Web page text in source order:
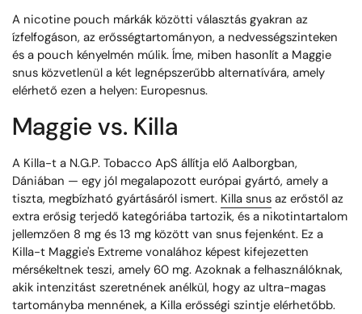
A nicotine pouch márkák közötti választás gyakran az
ízfelfogáson, az erősségtartományon, a nedvességszinteken
és a pouch kényelmén múlik. Íme, miben hasonlít a Maggie
snus közvetlenül a két legnépszerűbb alternatívára, amely
elérhető ezen a helyen: Europesnus.
Maggie vs. Killa
A Killa-t a N.G.P. Tobacco ApS állítja elő Aalborgban,
Dániában — egy jól megalapozott európai gyártó, amely a
tiszta, megbízható gyártásáról ismert. Killa snus az erőstől az
extra erősig terjedő kategóriába tartozik, és a nikotintartalom
jellemzően 8 mg és 13 mg között van snus fejenként. Ez a
Killa-t Maggie's Extreme vonalához képest kifejezetten
mérsékeltnek teszi, amely 60 mg. Azoknak a felhasználóknak,
akik intenzitást szeretnének anélkül, hogy az ultra-magas
tartományba mennének, a Killa erősségi szintje elérhetőbb.